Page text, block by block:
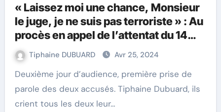
« Laissez moi une chance, Monsieur
le juge, je ne suis pas terroriste » : Au
procès en appel de l’attentat du 14
juillet 2016, les accusés plaident leur
innocence
Tiphaine DUBUARD Avr 25, 2024
Deuxième jour d’audience, première prise de
parole des deux accusés. Tiphaine Dubuard, ils
crient tous les deux leur…